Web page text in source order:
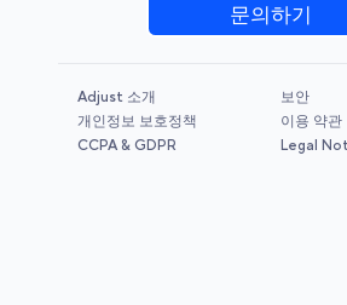
문의하기
Adjust 소개
보안
개인정보 보호정책
이용 약관
CCPA & GDPR
Legal